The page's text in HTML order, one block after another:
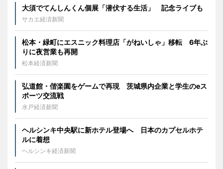
大須でてんしんくん個展「潜伏する生活」 記念ライブも
サカエ経済新聞
松本・緑町にエスニック料理店「がねいしゃ」移転 6年ぶ
りに夜営業も再開
松本経済新聞
弘道館・偕楽園をゲームで再現 茨城県内企業と学生のeス
ポーツ交流戦
水戸経済新聞
ヘルシンキ中央駅に新ホテル登場へ 日本のカプセルホテ
ルに着想
ヘルシンキ経済新聞